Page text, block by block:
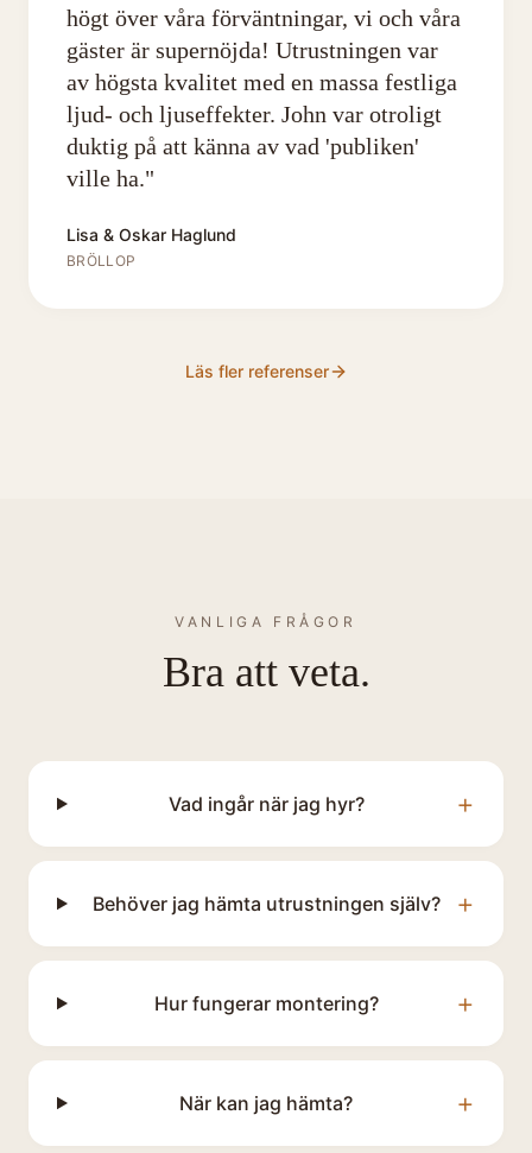
högt över våra förväntningar, vi och våra
gäster är supernöjda! Utrustningen var
av högsta kvalitet med en massa festliga
ljud- och ljuseffekter. John var otroligt
duktig på att känna av vad 'publiken'
ville ha."
Lisa & Oskar Haglund
BRÖLLOP
Läs fler referenser
VANLIGA FRÅGOR
Bra att veta.
Vad ingår när jag hyr? +
Behöver jag hämta utrustningen själv? +
Hur fungerar montering? +
När kan jag hämta? +